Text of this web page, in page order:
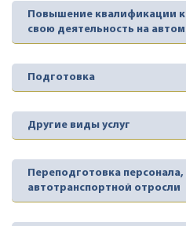
Повышение квалификации
свою деятельность на
Подготовка
Другие виды услуг
Переподготовка
автотранспортной отросли